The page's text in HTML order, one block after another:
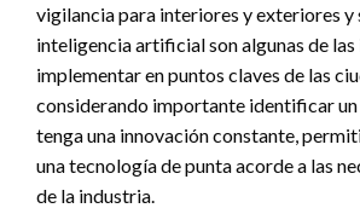
vigilancia para interiores y exteriores y
inteligencia artificial son algunas de las
implementar en puntos claves de las
considerando importante identificar
tenga una innovación constante,
una tecnología de punta acorde a las
de la industria.